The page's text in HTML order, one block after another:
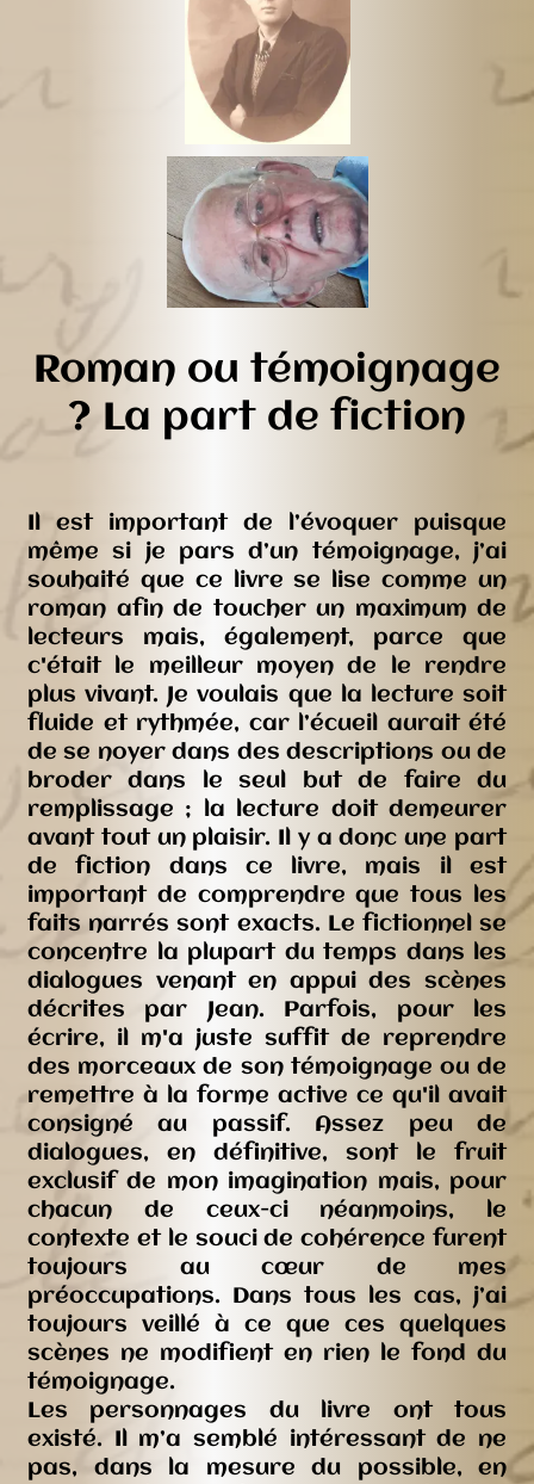
Roman ou témoignage
? La part de fiction
Il est important de l’évoquer puisque
même si je pars d’un témoignage, j’ai
souhaité que ce livre se lise comme un
roman afin de toucher un maximum de
lecteurs mais, également, parce que
c'était le meilleur moyen de le rendre
plus vivant. Je voulais que la lecture soit
fluide et rythmée, car l’écueil aurait été
de se noyer dans des descriptions ou de
broder dans le seul but de faire du
remplissage ; la lecture doit demeurer
avant tout un plaisir. Il y a donc une part
de fiction dans ce livre, mais il est
important de comprendre que tous les
faits narrés sont exacts. Le fictionnel se
concentre la plupart du temps dans les
dialogues venant en appui des scènes
décrites par Jean. Parfois, pour les
écrire, il m'a juste suffit de reprendre
des morceaux de son témoignage ou de
remettre à la forme active ce qu'il avait
consigné au passif. Assez peu de
dialogues, en définitive, sont le fruit
exclusif de mon imagination mais, pour
chacun de ceux-ci néanmoins, le
contexte et le souci de cohérence furent
toujours au cœur de mes
préoccupations. Dans tous les cas, j’ai
toujours veillé à ce que ces quelques
scènes ne modifient en rien le fond du
témoignage.
Les personnages du livre ont tous
existé. Il m’a semblé intéressant de ne
pas, dans la mesure du possible, en